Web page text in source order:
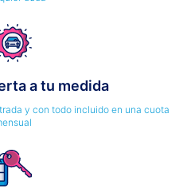
a tu medida
y con todo incluido en una cuota